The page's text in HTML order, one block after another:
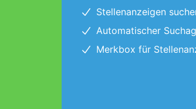
Stellenanzeigen
Automatischer
Merkbox für